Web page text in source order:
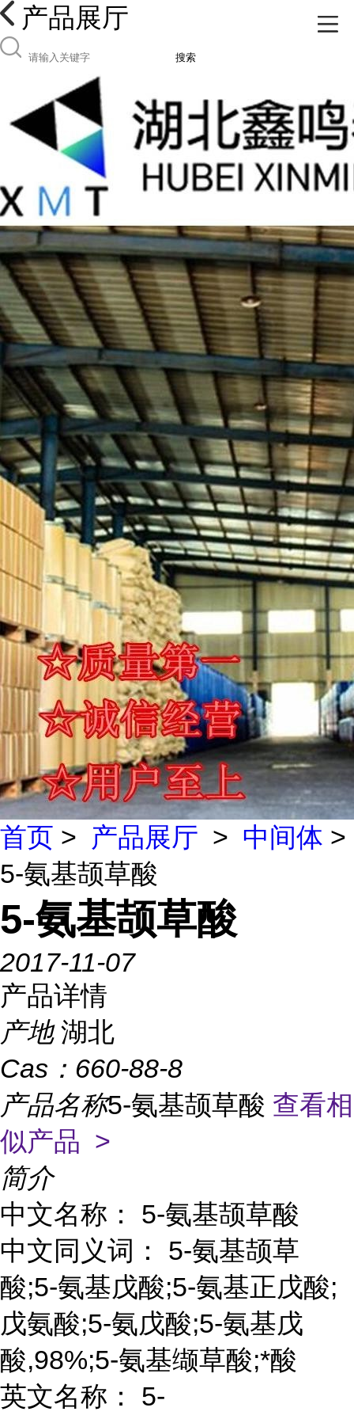
产品展厅
搜索
首页 > 产品展厅 > 中间体 >
5-氨基颉草酸
5-氨基颉草酸
2017-11-07
产品详情
产地 湖北
Cas： 660-88-8
产品名称5-氨基颉草酸 查看相
似产品 >
简介
中文名称： 5-氨基颉草酸
中文同义词： 5-氨基颉草
酸;5-氨基戊酸;5-氨基正戊酸;
戊氨酸;5-氨戊酸;5-氨基戊
酸,98%;5-氨基缬草酸;*酸
英文名称： 5-